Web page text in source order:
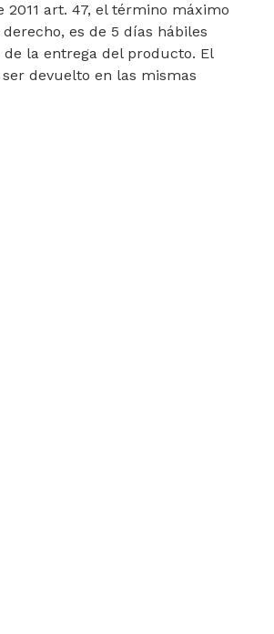
2011 art. 47, el término máximo
es de 5 días hábiles
la entrega del producto. El
devuelto en las mismas